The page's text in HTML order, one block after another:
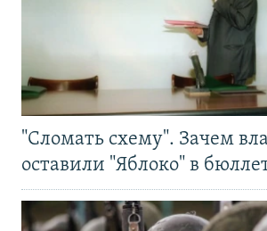
"Сломать схему". Зачем
оставили "Яблоко" в